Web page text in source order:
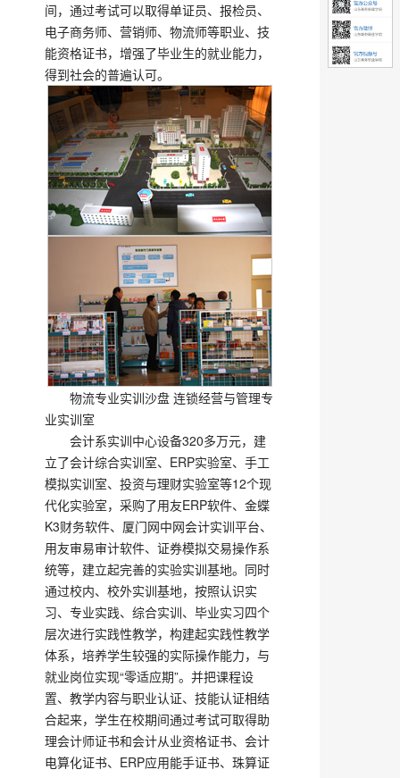
间，通过考试可以取得单证员、报检员、
电子商务师、营销师、物流师等职业、技
能资格证书，增强了毕业生的就业能力，
得到社会的普遍认可。
物流专业实训沙盘 连锁经营与管理专
业实训室
会计系实训中心设备320多万元，建
立了会计综合实训室、ERP实验室、手工
模拟实训室、投资与理财实验室等12个现
代化实验室，采购了用友ERP软件、金蝶
K3财务软件、厦门网中网会计实训平台、
用友审易审计软件、证券模拟交易操作系
统等，建立起完善的实验实训基地。同时
通过校内、校外实训基地，按照认识实
习、专业实践、综合实训、毕业实习四个
层次进行实践性教学，构建起实践性教学
体系，培养学生较强的实际操作能力，与
就业岗位实现“零适应期”。并把课程设
置、教学内容与职业认证、技能认证相结
合起来，学生在校期间通过考试可取得助
理会计师证书和会计从业资格证书、会计
电算化证书、ERP应用能手证书、珠算证